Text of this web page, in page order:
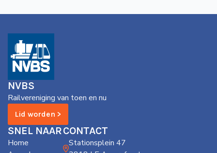
NVBS
Railvereniging van toen en nu
Lid worden >
SNEL NAAR
Home
CONTACT
Stationsplein 47